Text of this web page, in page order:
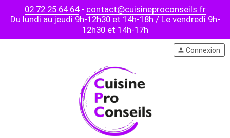
02 72 25 64 64- contact@cuisineproconseils.fr
Du lundi au jeudi 9h-12h30 et 14h-18h / Le vendredi 9h-
12h30 et 14h-17h
person Connexion